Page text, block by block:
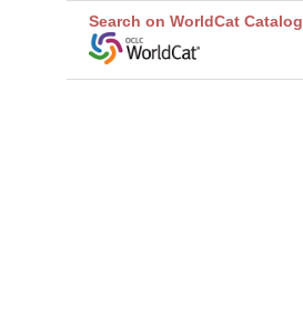
Search on WorldCat Catalog